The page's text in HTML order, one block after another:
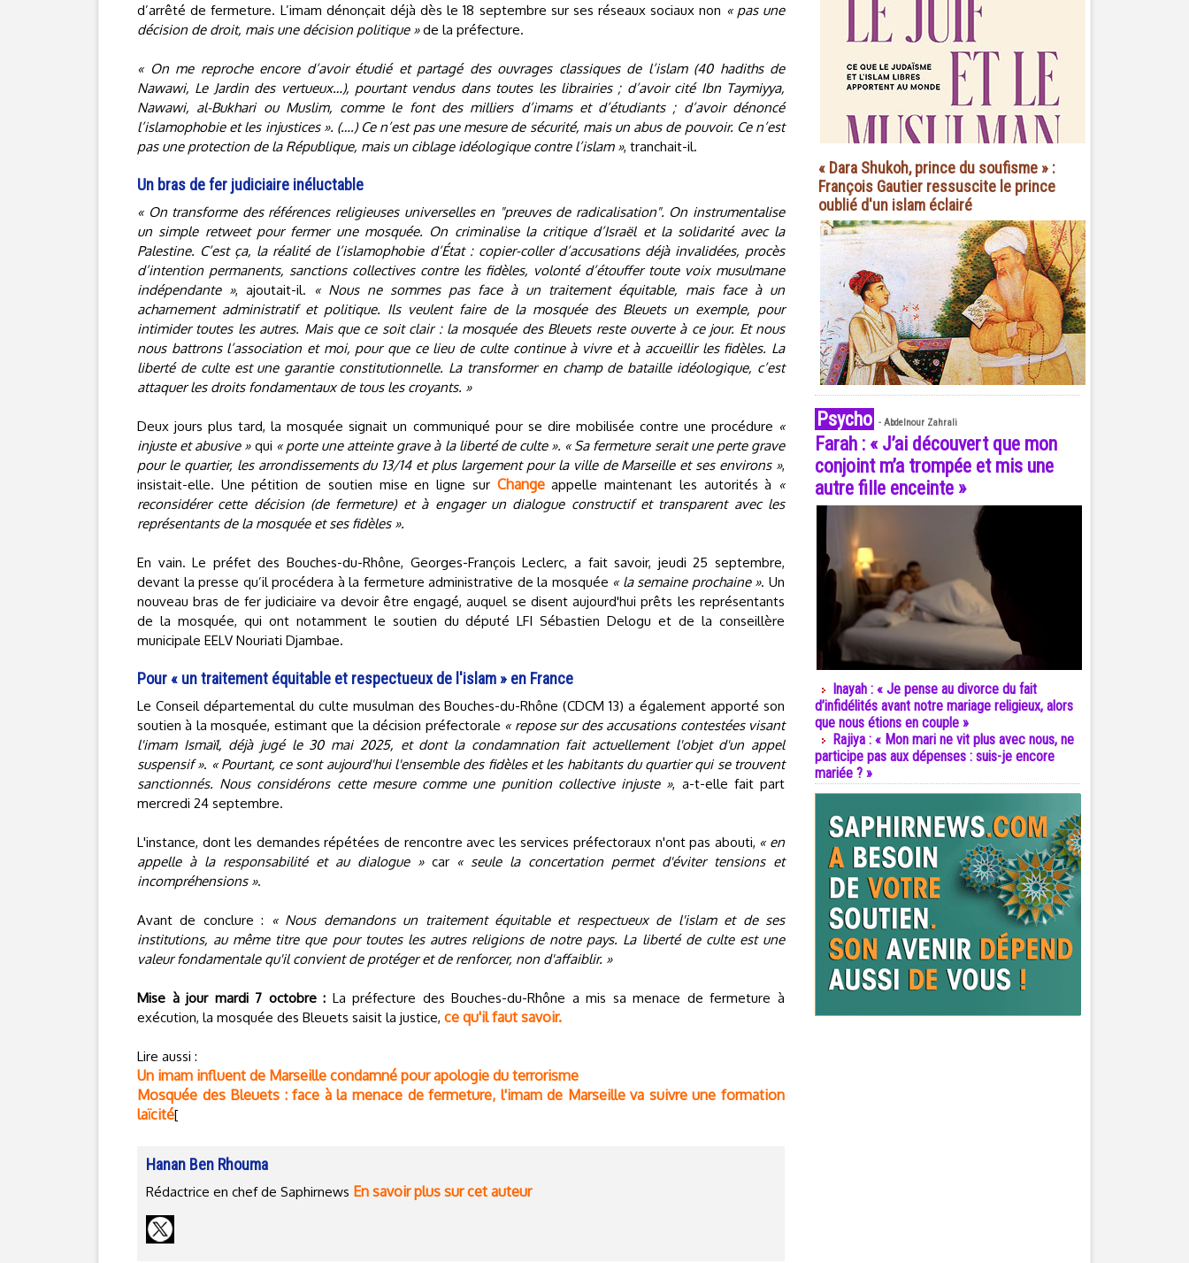
d’arrêté de fermeture. L’imam dénonçait déjà dès le 18 septembre sur ses réseaux sociaux non « pas une
décision de droit, mais une décision politique »de la préfecture.
« On me reproche encore d’avoir étudié et partagé des ouvrages classiques de l’islam (40 hadiths de
Nawawi, Le Jardin des vertueux…), pourtant vendus dans toutes les librairies ; d’avoir cité Ibn Taymiyya,
Nawawi, al-Bukhari ou Muslim, comme le font des milliers d’imams et d’étudiants ; d’avoir dénoncé
l’islamophobie et les injustices ». (….) Ce n’est pas une mesure de sécurité, mais un abus de pouvoir. Ce n’est
pas une protection de la République, mais un ciblage idéologique contre l’islam », tranchait-il.
Un bras de fer judiciaire inéluctable
« On transforme des références religieuses universelles en "preuves de radicalisation". On instrumentalise
un simple retweet pour fermer une mosquée. On criminalise la critique d’Israël et la solidarité avec la
Palestine. C’est ça, la réalité de l’islamophobie d’État : copier-coller d’accusations déjà invalidées, procès
d’intention permanents, sanctions collectives contre les fidèles, volonté d’étouffer toute voix musulmane
indépendante », ajoutait-il. « Nous ne sommes pas face à un traitement équitable, mais face à un
acharnement administratif et politique. Ils veulent faire de la mosquée des Bleuets un exemple, pour
intimider toutes les autres. Mais que ce soit clair : la mosquée des Bleuets reste ouverte à ce jour. Et nous
nous battrons l’association et moi, pour que ce lieu de culte continue à vivre et à accueillir les fidèles. La
liberté de culte est une garantie constitutionnelle. La transformer en champ de bataille idéologique, c’est
attaquer les droits fondamentaux de tous les croyants. »
Deux jours plus tard, la mosquée signait un communiqué pour se dire mobilisée contre une procédure «
injuste et abusive »qui « porte une atteinte grave à la liberté de culte ». « Sa fermeture serait une perte grave
pour le quartier, les arrondissements du 13/14 et plus largement pour la ville de Marseille et ses environs »,
insistait-elle. Une pétition de soutien mise en ligne sur Changeappelle maintenant les autorités à «
reconsidérer cette décision (de fermeture) et à engager un dialogue constructif et transparent avec les
représentants de la mosquée et ses fidèles ».
En vain. Le préfet des Bouches-du-Rhône, Georges-François Leclerc, a fait savoir, jeudi 25 septembre,
devant la presse qu’il procédera à la fermeture administrative de la mosquée « la semaine prochaine ». Un
nouveau bras de fer judiciaire va devoir être engagé, auquel se disent aujourd'hui prêts les représentants
de la mosquée, qui ont notamment le soutien du député LFI Sébastien Delogu et de la conseillère
municipale EELV Nouriati Djambae.
Pour « un traitement équitable et respectueux de l'islam » en France
Le Conseil départemental du culte musulman des Bouches-du-Rhône (CDCM 13) a également apporté son
soutien à la mosquée, estimant que la décision préfectorale « repose sur des accusations contestées visant
l'imam Ismaïl, déjà jugé le 30 mai 2025, et dont la condamnation fait actuellement l'objet d'un appel
suspensif ». « Pourtant, ce sont aujourd'hui l'ensemble des fidèles et les habitants du quartier qui se trouvent
sanctionnés. Nous considérons cette mesure comme une punition collective injuste », a-t-elle fait part
mercredi 24 septembre.
L'instance, dont les demandes répétées de rencontre avec les services préfectoraux n'ont pas abouti, « en
appelle à la responsabilité et au dialogue »car « seule la concertation permet d'éviter tensions et
incompréhensions ».
Avant de conclure :
« Nous demandons un traitement équitable et respectueux de l'islam et de ses
institutions, au même titre que pour toutes les autres religions de notre pays. La liberté de culte est une
valeur fondamentale qu'il convient de protéger et de renforcer, non d'affaiblir. »
Mise à jour mardi 7 octobre : La préfecture des Bouches-du-Rhône a mis sa menace de fermeture à
exécution, la mosquée des Bleuets saisit la justice, ce qu'il faut savoir.
Lire aussi :
Un imam influent de Marseille condamné pour apologie du terrorisme
Mosquée des Bleuets : face à la menace de fermeture, l'imam de Marseille va suivre une formation
laïcité[
Hanan Ben Rhouma
Rédactrice en chef de Saphirnews En savoir plus sur cet auteur
« Dara Shukoh, prince du soufisme » :
François Gautier ressuscite le prince
oublié d'un islam éclairé
Psycho - Abdelnour Zahrali
Farah : « J’ai découvert que mon
conjoint m’a trompée et mis une
autre fille enceinte »
Inayah : « Je pense au divorce du fait
d’infidélités avant notre mariage religieux, alors
que nous étions en couple »
Rajiya : « Mon mari ne vit plus avec nous, ne
participe pas aux dépenses : suis-je encore
mariée ? »